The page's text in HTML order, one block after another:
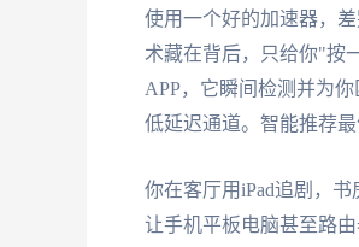
使用一个好的加速器，
术藏在背后，只给你"按
APP，它瞬间检测并为
低延迟通道。智能推荐
你在客厅用iPad追剧，
让手机平板电脑甚至路